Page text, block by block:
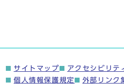
サイトマップ アクセシビリテ
個人情報保護規定
外部リンク